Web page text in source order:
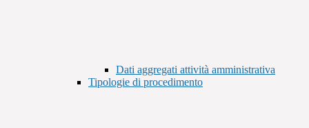
Dati aggregati attività amministrativa
Tipologie di procedimento